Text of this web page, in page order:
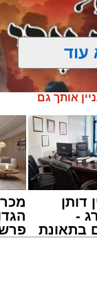
ג' יתכנסו המוני
הדור, מרן
עוד
אותך גם
דותן
-
בתאונת